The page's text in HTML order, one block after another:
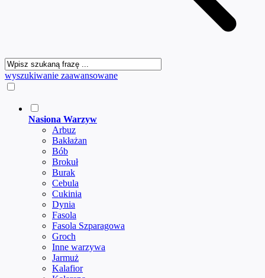
wyszukiwanie zaawansowane
Nasiona Warzyw
Arbuz
Bakłażan
Bób
Brokuł
Burak
Cebula
Cukinia
Dynia
Fasola
Fasola Szparagowa
Groch
Inne warzywa
Jarmuż
Kalafior